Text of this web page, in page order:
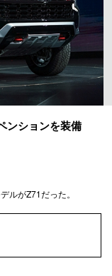
ンションを装備
ルがZ71だった。